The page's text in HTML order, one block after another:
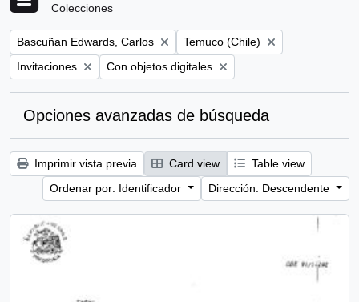
Colecciones
Remove filter:
Bascuñan Edwards, Carlos Remove filter:
Temuco (Chile)
Remove filter:
Invitaciones Remove filter:
Con objetos digitales
Opciones avanzadas de búsqueda
Imprimir vista previa Card view
Table view
Ordenar por: Identificador
Dirección: Descendente